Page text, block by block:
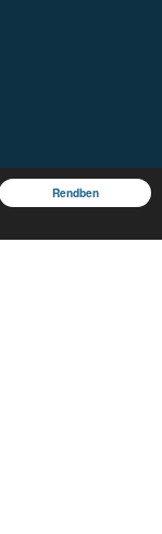
Rendben
000166